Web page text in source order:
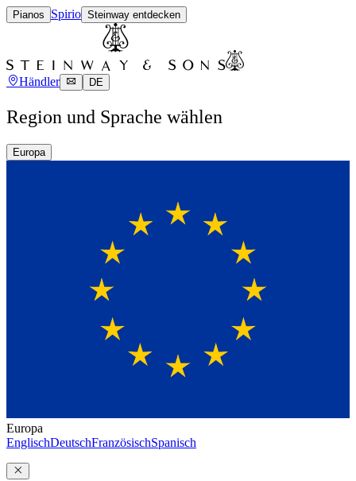
Pianos Spirio Steinway entdecken
Händler DE
Region und Sprache wählen
Europa
Europa
EnglischDeutschFranzösischSpanisch